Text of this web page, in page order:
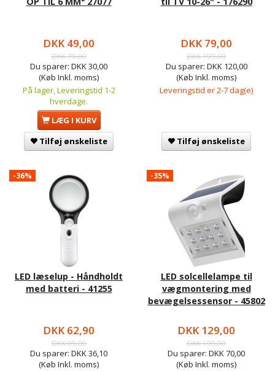
DKK 49,00
DKK 79,00
Du sparer: DKK 30,00
(Køb Inkl. moms)
På lager, Leveringstid 1-2
hverdage.
LÆG I KURV
Tilføj ønskeliste
DKK 79,00
DKK 199,00
Du sparer: DKK 120,00
(Køb Inkl. moms)
Leveringstid er 2-7 dag(e)
Tilføj ønskeliste
-36%
LED læselup - Håndholdt
med batteri - 41255
DKK 62,90
DKK 99,00
Du sparer: DKK 36,10
(Køb Inkl. moms)
-35%
LED solcellelampe til
vægmontering med
bevægelsessensor - 45802
DKK 129,00
DKK 199,00
Du sparer: DKK 70,00
(Køb Inkl. moms)